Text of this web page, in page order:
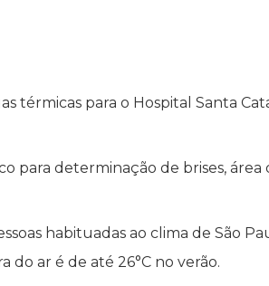
térmicas para o Hospital Santa
para determinação de brises,
habituadas ao clima de São
ar é de até 26°C no verão.